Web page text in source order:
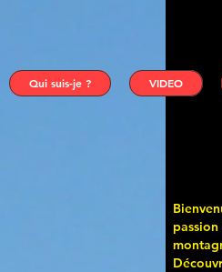
Qui suis-je ? VIDEO